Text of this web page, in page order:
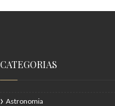
CATEGORIAS
Astronomia